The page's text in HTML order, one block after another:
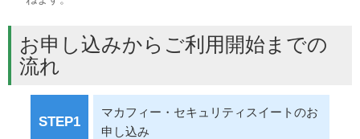
お申し込みからご利用開始までの
流れ
STEP1
マカフィー・セキュリティスイートのお
申し込み